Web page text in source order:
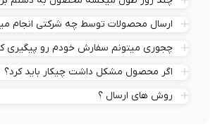
ارسال محصولات توسط چه شرکتی انجام میشه؟
چجوری میتونم سفارش خودم رو پیگیری کنم؟
اگر محصول مشکل داشت چیکار باید کرد؟
روش های ارسال ؟